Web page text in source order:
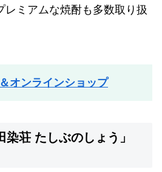
レミアムな焼酎も多数取り扱
オンラインショップ
荘 たしぶのしょう」